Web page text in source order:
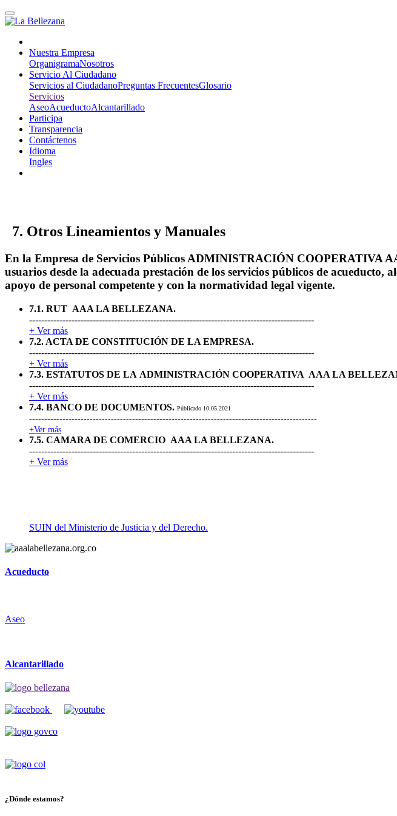
Nuestra Empresa
OrganigramaNosotros
Servicio Al Ciudadano
Servicios al CiudadanoPreguntas FrecuentesGlosario
Servicios
AseoAcueductoAlcantarillado
Participa
Transparencia
Contáctenos
Idioma
Ingles
7. Otros Lineamientos y Manuales
En la Empresa de Servicios Públicos ADMINISTRACIÓN COOPERATIVA
usuarios desde la adecuada prestación de los servicios públicos de acueducto,
apoyo de personal competente y con la normatividad legal vigente.
7.1. RUT AAA LA BELLEZANA.
----------------------------------------------------------------------------------------------
+ Ver más
7.2. ACTA DE CONSTITUCIÓN DE LA EMPRESA.
----------------------------------------------------------------------------------------------
+ Ver más
7.3. ESTATUTOS DE LA ADMINISTRACIÓN COOPERATIVA AAA LA
----------------------------------------------------------------------------------------------
+ Ver más
7.4. BANCO DE DOCUMENTOS. Públicado 10.05.2021
-----------------------------------------------------------------------------------------------
+Ver más
7.5. CAMARA DE COMERCIO AAA LA BELLEZANA.
----------------------------------------------------------------------------------------------
+ Ver más
SUIN del Ministerio de Justicia y del Derecho.
Acueducto
Aseo
Alcantarillado
¿Dónde estamos?